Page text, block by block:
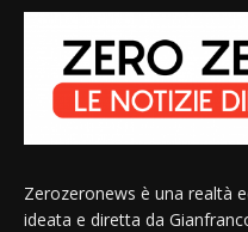
Zerozeronews è una realtà
ideata e diretta da